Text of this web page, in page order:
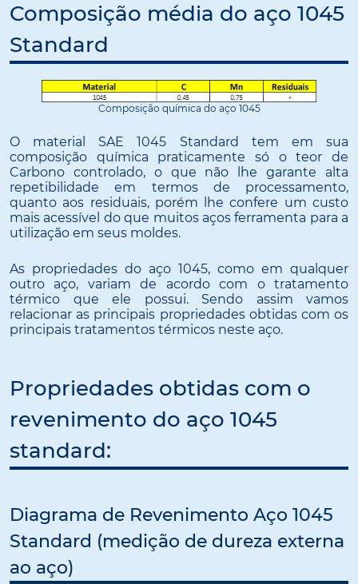
Composição média do aço 1045
Standard
Composição química do aço 1045
O material SAE 1045 Standard tem em sua
composição química praticamente só o teor de
Carbono controlado, o que não lhe garante alta
repetibilidade em termos de processamento,
quanto aos residuais, porém lhe confere um custo
mais acessível do que muitos aços ferramenta para a
utilização em seus moldes.
As propriedades do aço 1045, como em qualquer
outro aço, variam de acordo com o tratamento
térmico que ele possui. Sendo assim vamos
relacionar as principais propriedades obtidas com os
principais tratamentos térmicos neste aço.
Propriedades obtidas com o
revenimento do aço 1045
standard:
Diagrama de Revenimento Aço 1045
Standard (medição de dureza externa
ao aço)